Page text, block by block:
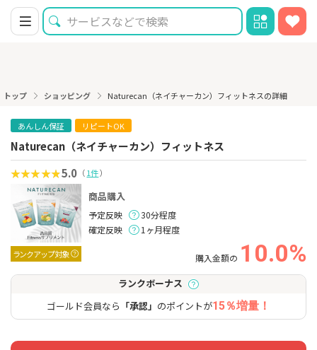
トップ ショッピング Naturecan（ネイチャーカン）フィットネスの詳細
あんしん保証 リピートOK
Naturecan（ネイチャーカン）フィットネス
5.0 （1件）
ランクアップ対象
商品購入
予定反映
30分程度
確定反映
1ヶ月程度
購入金額の 10.0%
ランクボーナス
ゴールド会員なら 「承認」 のポイントが15％増量！